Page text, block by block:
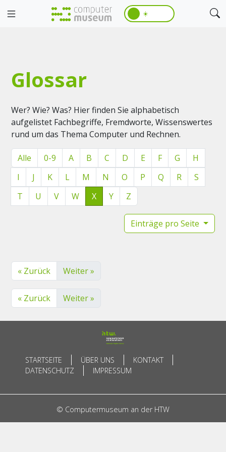
☀️
Glossar
Wer? Wie? Was? Hier finden Sie alphabetisch
aufgelistet Fachbegriffe, Fremdworte, Wissenswertes
rund um das Thema Computer und Rechnen.
Alle 0-9 A B C D E F G
H
I
J K L M N O P Q R
S
T
U V W X Y Z
Einträge pro Seite
« Zurück Weiter »
« Zurück Weiter »
STARTSEITE ÜBER UNS
KONTAKT
DATENSCHUTZ
IMPRESSUM
© Computermuseum an der HTW